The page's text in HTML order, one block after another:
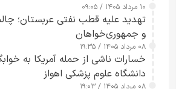
۱۰ مرداد ۱۴۰۵ / ۰۹:۰۵
تهدید علیه قطب نفتی عربستان؛
و جمهوری‌خواهان
۰۸ مرداد ۱۴۰۵ / ۱۹:۳۵
خسارات ناشی از حمله آمریکا به
دانشگاه علوم پزشکی اهواز
۰۸ مرداد ۱۴۰۵ / ۱۹:۰۳